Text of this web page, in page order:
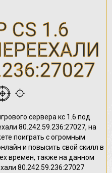
CS 1.6
сервера кс 1.6 под
80.242.59.236:27027, на
поиграть с огромным
и повысить свой скилл в
времен, также на данном
80.242.59.236:27027